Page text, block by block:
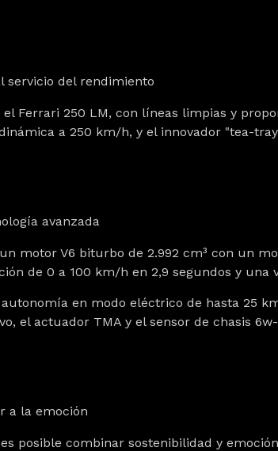
servicio del rendimiento
el Ferrari 250 LM, con líneas limpias y
a 250 km/h, y el innovador "tea-
avanzada
motor V6 biturbo de 2.992 cm³ con un
de 0 a 100 km/h en 2,9 segundos y
en modo eléctrico de hasta 25
el actuador TMA y el sensor de chasis
a la emoción
posible combinar sostenibilidad y